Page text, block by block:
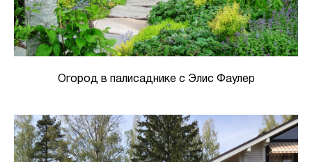
Огород в палисаднике с Элис Фаулер